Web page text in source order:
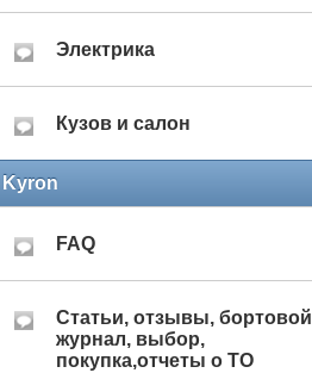
Электрика
Кузов и салон
Kyron
FAQ
Статьи, отзывы, бортовой
журнал, выбор,
покупка,отчеты о ТО